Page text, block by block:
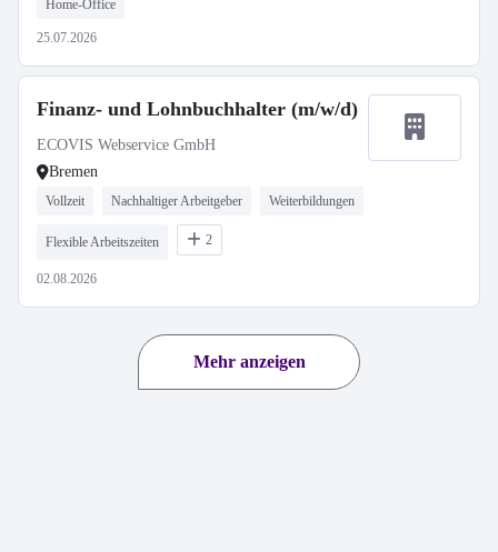
Home-Office
25.07.2026
Finanz- und Lohnbuchhalter (m/w/d)
ECOVIS Webservice GmbH
Bremen
Vollzeit Nachhaltiger Arbeitgeber Weiterbildungen
Flexible Arbeitszeiten 2
02.08.2026
Mehr anzeigen